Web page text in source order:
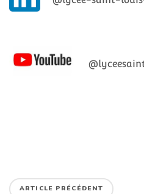
ARTICLE PRÉCÉDENT